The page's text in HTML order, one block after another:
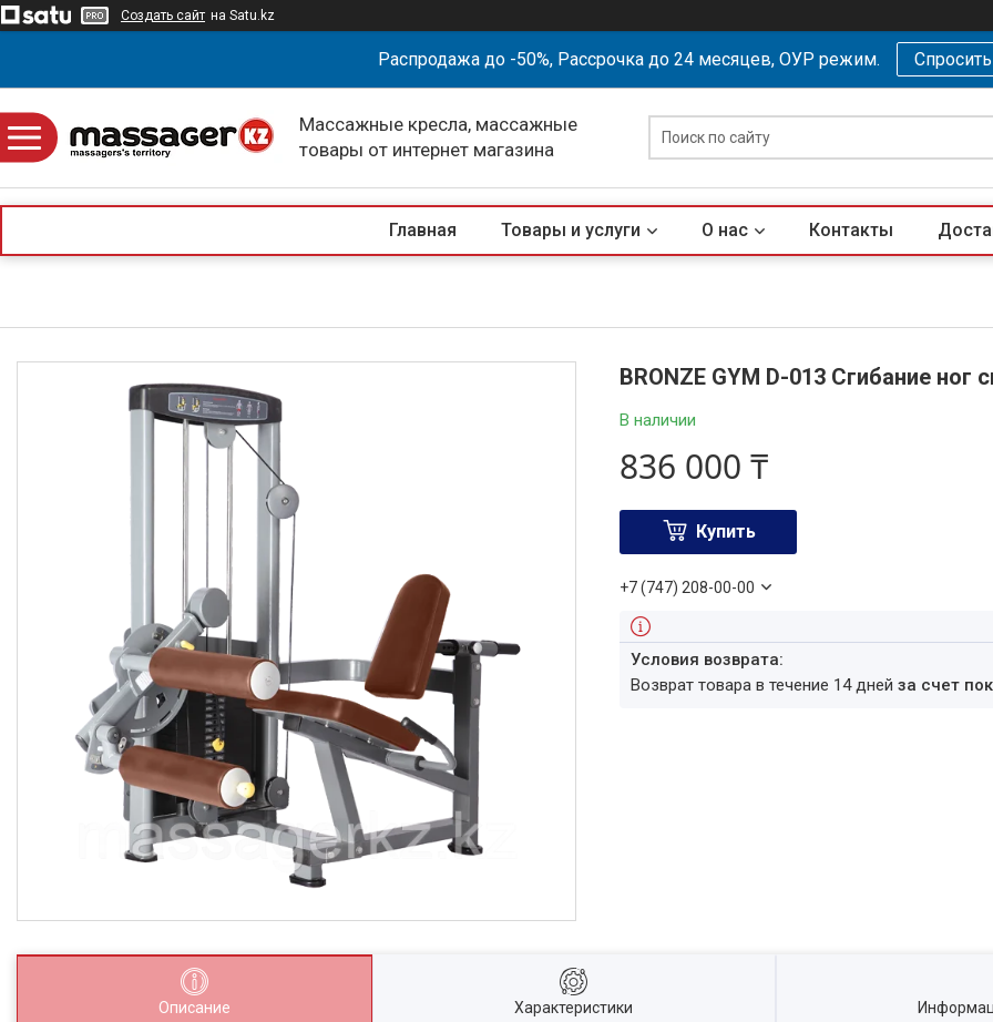
Создать сайт на Satu.kz
Распродажа до -50%, Рассрочка до 24 месяцев, ОУР режим.
Массажные кресла, массажные
товары от интернет магазина
Главная Товары и услуги О нас Контакты
BRONZE GYM D-013 Сгибание ног
В наличии
836 000 ₸
Купить
+7 (747) 208-00-00
возврат товара в течение 14 днейза счет
Описание Характеристики